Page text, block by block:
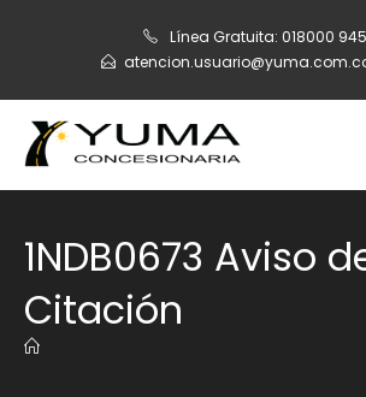
Línea Gratuita: 018000
1NDB0673 Aviso
Citación